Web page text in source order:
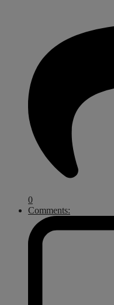
0
Comments: